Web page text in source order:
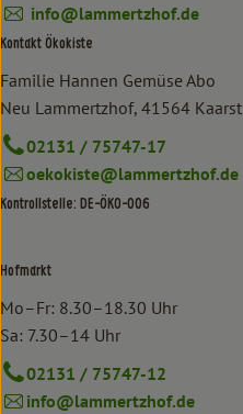
info@lammertzhof.de
Kontakt Ökokiste
Familie Hannen Gemüse Abo
Neu Lammertzhof, 41564 Kaarst
02131 / 75747-17
oekokiste@lammertzhof.de
Kontrollstelle: DE-ÖKO-006
Hofmarkt
Mo–Fr: 8.30–18.30 Uhr
Sa: 7.30–14 Uhr
02131 / 75747-12
info@lammertzhof.de